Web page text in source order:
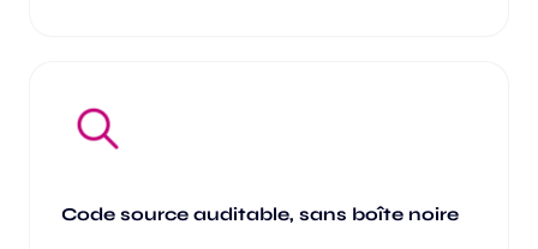
Code source auditable, sans boîte noire